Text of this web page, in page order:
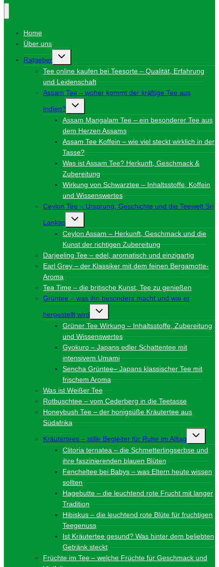
Home
Über uns
Ratgeber
Untermenü
Tee online kaufen bei Teesorte – Qualität, Erfahrung
und Leidenschaft
Assam Tee – woher kommt der kräftige Tee aus
Indien?
Untermenü
Assam Mangalam Tee – ein besonderer Tee aus
dem Herzen Assams
Assam Tee Koffein – wie viel steckt wirklich in der
Tasse?
Was ist Assam Tee? Herkunft, Geschmack &
Zubereitung
Wirkung von Schwarztee – Inhaltsstoffe, Koffein
und Wissenswertes
Ceylon Tee – Ursprung, Geschichte und die Teewelt Sri
Lankas
Untermenü
Ceylon Assam – Herkunft, Geschmack und die
Kunst der richtigen Zubereitung
Darjeeling Tee – edel, aromatisch und einzigartig
Earl Grey – der Klassiker mit dem feinen Bergamotte-
Aroma
Tea Time – die britische Kunst, Tee zu genießen
Grüntee – was ihn besonders macht und wie er
hergestellt wird
Untermenü
Grüner Tee Wirkung – Inhaltsstoffe, Zubereitung
und Wissenswertes
Gyokuro – Japans edler Schattentee mit
intensivem Umami
Sencha Grüntee– Japans klassischer Tee mit
frischem Aroma
Was ist Weißer Tee
Rotbuschtee – vom Cederberg in die Teetasse
Honeybush Tee – der honigsüße Kräutertee aus
Südafrika
Kräutertees – stille Begleiter für Ruhe im Alltag
Clitoria ternatea – die Schmetterlingserbse und
ihre faszinierenden blauen Blüten
Fencheltee bei Babys – was Eltern heute wissen
sollten
Hagebutte – die leuchtend rote Frucht mit langer
Tradition
Hibiskus – die leuchtend rote Blüte für fruchtigen
Teegenuss
Ist Kräutertee gesund? Was hinter dem beliebten
Getränk steckt
Früchte im Tee – welche Früchte für Geschmack und